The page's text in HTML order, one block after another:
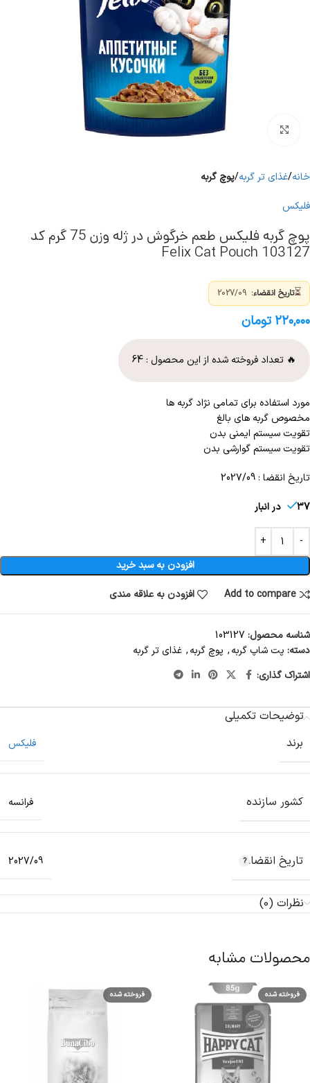
برای بزرگنمایی کلیک کنید
خانه غذای تر گربه پوچ گربه
فلیکس
پوچ گربه فلیکس طعم خرگوش در ژله وزن 75 گرم کد
103127 Felix Cat Pouch
⏳تاریخ انقضاء:
۲۲۰,۰۰۰ تومان
🔥 تعداد فروخته شده از این محصول :64
مورد استفاده برای تمامی نژاد گربه ها
مخصوص گربه های بالغ
تقویت سیستم ایمنی بدن
تقویت سیستم گوارشی بدن
تاریخ انقضا : 2027/09
37 در انبار
افزودن به سبد خرید
Add to compare
افزودن به علاقه مندی
شناسه محصول: 103127
دسته: پت شاپ گربه, پوچ گربه, غذای تر گربه
اشتراک گذاری:
توضیحات تکمیلی
برند
فلیکس
کشور سازنده فرانسه
تاریخ انقضاء 2027/09
نظرات (0)
محصولات مشابه
فروخته شده فروخته شده